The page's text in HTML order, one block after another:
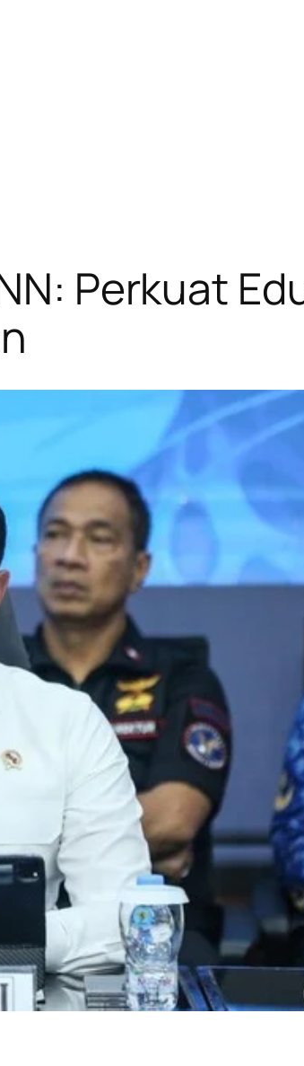
Perkuat